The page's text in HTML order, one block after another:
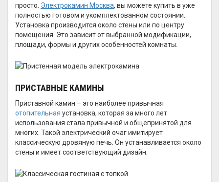
просто. Электрокамин Москва, вы можете купить в уже
полностью готовом и укомплектованном состоянии.
Установка производится около стены или по центру
помещения. Это зависит от выбранной модификации,
площади, формы и других особенностей комнаты.
ПРИСТАВНЫЕ КАМИНЫ
Приставной камин – это наиболее привычная
отопительная установка, которая за много лет
использования стала привычной и общепринятой для
многих. Такой электрический очаг имитирует
классическую дровяную печь. Он устанавливается около
стены и имеет соответствующий дизайн.